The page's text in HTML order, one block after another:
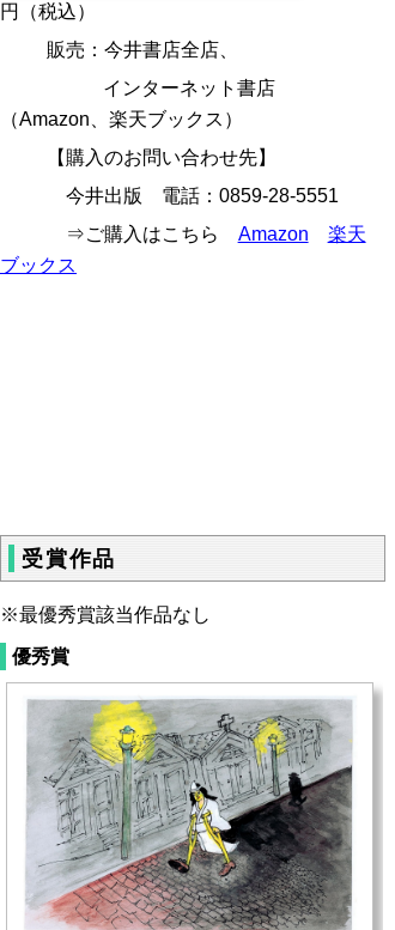
円（税込）
販売：今井書店全店、
インターネット書店
（Amazon、楽天ブックス）
【購入のお問い合わせ先】
今井出版 電話：0859-28-5551
⇒ご購入はこちら Amazon
楽天
ブックス
受賞作品
※最優秀賞該当作品なし
優秀賞